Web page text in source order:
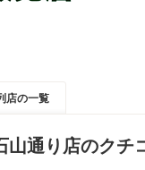
店の一覧
山通り店のクチ